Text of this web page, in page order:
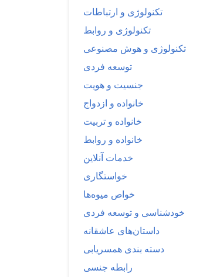
تکنولوژی و ارتباطات
تکنولوژی و روابط
تکنولوژی و هوش مصنوعی
توسعه فردی
جنسیت و هویت
خانواده و ازدواج
خانواده و تربیت
خانواده و روابط
خدمات آنلاین
خواستگاری
خواص میوه‌ها
خودشناسی و توسعه فردی
داستان‌های عاشقانه
دسته بندی همسریابی
رابطه جنسی